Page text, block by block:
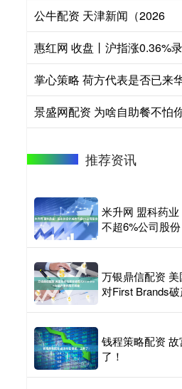
公牛配资 天津新闻（2026
推荐资讯
米升网 盟科药
不超6%公司股份
万银鼎信配资
对First Brands
钱程策略配资
了！